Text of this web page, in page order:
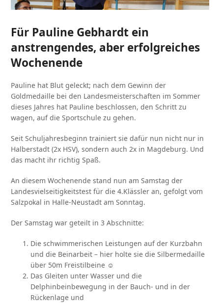
Für Pauline Gebhardt ein
anstrengendes, aber erfolgreiches
Wochenende
Pauline hat Blut geleckt; nach dem Gewinn der
Goldmedaille bei den Landesmeisterschaften im Sommer
dieses Jahres hat Pauline beschlossen, den Schritt zu
wagen, auf die Sportschule zu gehen.
Seit Schuljahresbeginn trainiert sie dafür nun nicht nur in
Halberstadt (2x HSV), sondern auch 2x in Magdeburg. Und
das macht ihr richtig Spaß.
An diesem Wochenende stand nun am Samstag der
Landesvielseitigkeitstest für die 4.Klässler an, gefolgt vom
Salzpokal in Halle-Neustadt am Sonntag.
Der Samstag war geteilt in 3 Abschnitte:
Die schwimmerischen Leistungen auf der Kurzbahn
und die Beinarbeit – hier holte sie die Silbermedaille
über 50m Freistilbeine ☺
Das Gleiten unter Wasser und die
Delphinbeinbewegung in der Bauch- und in der
Rückenlage und